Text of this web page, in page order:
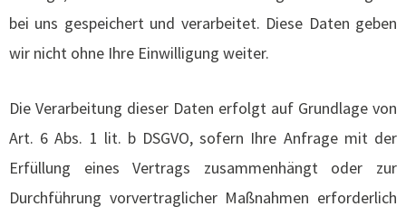
bei uns gespeichert und verarbeitet. Diese Daten geben
wir nicht ohne Ihre Einwilligung weiter.
Die Verarbeitung dieser Daten erfolgt auf Grundlage von
Art. 6 Abs. 1 lit. b DSGVO, sofern Ihre Anfrage mit der
Erfüllung eines Vertrags zusammenhängt oder zur
Durchführung vorvertraglicher Maßnahmen erforderlich